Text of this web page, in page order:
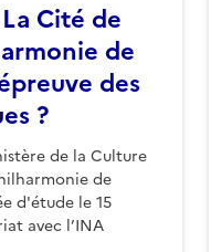
Cité de
de
des
?
de la Culture
de
d'étude le 15
avec l’INA